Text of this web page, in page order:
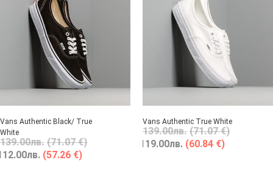
Vans Authentic Black/ True
White
139.00лв. (71.07 €)
лв. (57.26 €)
Vans Authentic True White
139.00лв. (71.07 €)
119.00лв. (60.84 €)